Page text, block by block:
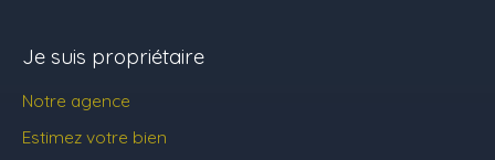
Je suis propriétaire
Notre agence
Estimez votre bien